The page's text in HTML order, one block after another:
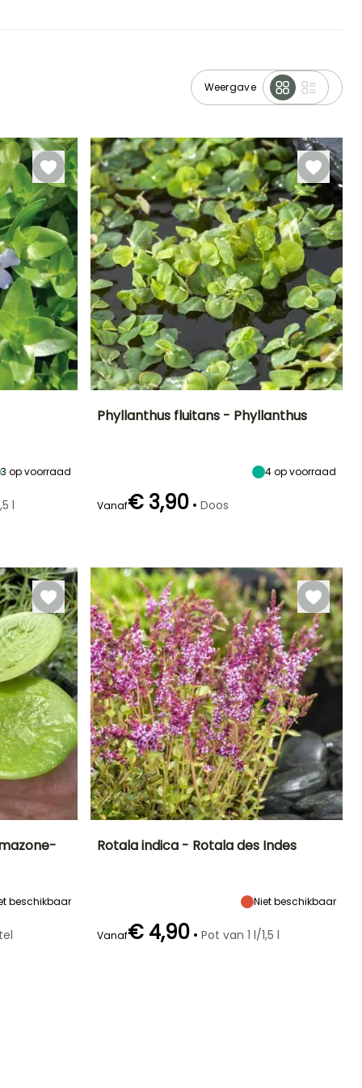
Weergave
3 op voorraad
l
Phyllanthus fluitans - Phyllanthus
4op voorraad
Vanaf€ 3,90 • Doos
beschikbaar
Rotala indica - Rotala des Indes
Niet beschikbaar
Vanaf€ 4,90 • Pot van 1 l/1,5 l